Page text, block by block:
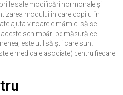
sale modificări hormonale și
modului în care copilul în
ajuta viitoarele mămici să se
schimbări pe măsură ce
este util să știi care sunt
medicale asociate) pentru fiecare